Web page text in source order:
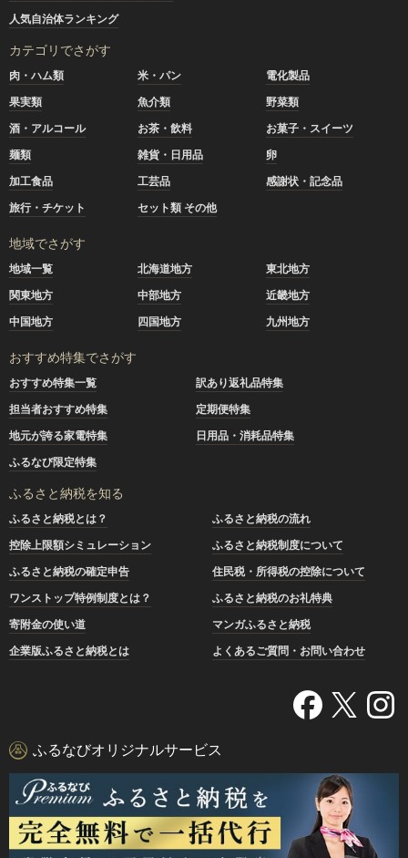
人気自治体ランキング
カテゴリでさがす
肉・ハム類 米・パン
電化製品
果実類
魚介類
野菜類
酒・アルコール
お茶・飲料
お菓子・スイーツ
麺類
雑貨・日用品
卵
加工食品
工芸品
感謝状・記念品
旅行・チケット
セット類 その他
地域でさがす
地域一覧 北海道地方
東北地方
関東地方
中部地方
近畿地方
中国地方
四国地方 九州地方
おすすめ特集でさがす
おすすめ特集一覧
訳あり返礼品特集
担当者おすすめ特集
定期便特集
地元が誇る家電特集
日用品・消耗品特集
ふるなび限定特集
ふるさと納税を知る
ふるさと納税とは？
ふるさと納税の流れ
控除上限額シミュレーション
ふるさと納税制度について
ふるさと納税の確定申告
住民税・所得税の控除について
ワンストップ特例制度とは？
ふるさと納税のお礼特典
寄附金の使い道
マンガふるさと納税
企業版ふるさと納税とは
よくあるご質問・お問い合わせ
ふるなびオリジナルサービス